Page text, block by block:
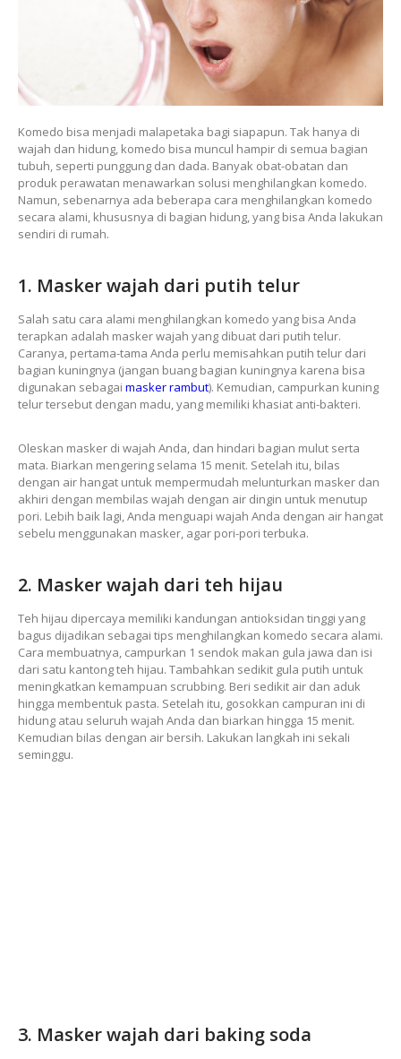
Komedo bisa menjadi malapetaka bagi siapapun. Tak hanya di
wajah dan hidung, komedo bisa muncul hampir di semua bagian
tubuh, seperti punggung dan dada. Banyak obat-obatan dan
produk perawatan menawarkan solusi menghilangkan komedo.
Namun, sebenarnya ada beberapa cara menghilangkan komedo
secara alami, khususnya di bagian hidung, yang bisa Anda lakukan
sendiri di rumah.
1. Masker wajah dari putih telur
Salah satu cara alami menghilangkan komedo yang bisa Anda
terapkan adalah masker wajah yang dibuat dari putih telur.
Caranya, pertama-tama Anda perlu memisahkan putih telur dari
bagian kuningnya (jangan buang bagian kuningnya karena bisa
digunakan sebagai masker rambut). Kemudian, campurkan kuning
telur tersebut dengan madu, yang memiliki khasiat anti-bakteri.
Oleskan masker di wajah Anda, dan hindari bagian mulut serta
mata. Biarkan mengering selama 15 menit. Setelah itu, bilas
dengan air hangat untuk mempermudah melunturkan masker dan
akhiri dengan membilas wajah dengan air dingin untuk menutup
pori. Lebih baik lagi, Anda menguapi wajah Anda dengan air hangat
sebelu menggunakan masker, agar pori-pori terbuka.
2. Masker wajah dari teh hijau
Teh hijau dipercaya memiliki kandungan antioksidan tinggi yang
bagus dijadikan sebagai tips menghilangkan komedo secara alami.
Cara membuatnya, campurkan 1 sendok makan gula jawa dan isi
dari satu kantong teh hijau. Tambahkan sedikit gula putih untuk
meningkatkan kemampuan scrubbing. Beri sedikit air dan aduk
hingga membentuk pasta. Setelah itu, gosokkan campuran ini di
hidung atau seluruh wajah Anda dan biarkan hingga 15 menit.
Kemudian bilas dengan air bersih. Lakukan langkah ini sekali
seminggu.
3. Masker wajah dari baking soda